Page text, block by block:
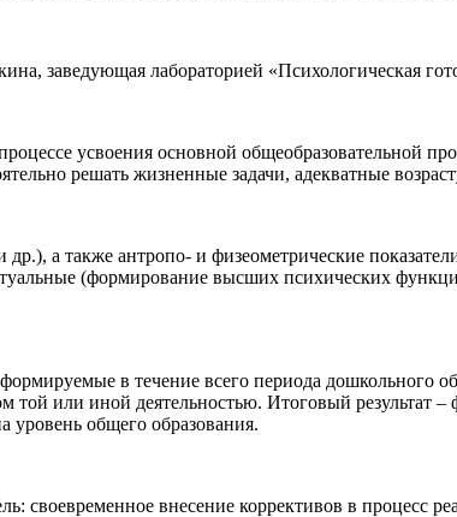
заведующая лабораторией
усвоения основной общеобразовательной
решать жизненные задачи, адекватные
а также антропо- и физеометрические
(формирование высших психических
в течение всего периода дошкольного
или иной деятельностью. Итоговый результат –
уровень общего образования.
своевременное внесение коррективов в процесс